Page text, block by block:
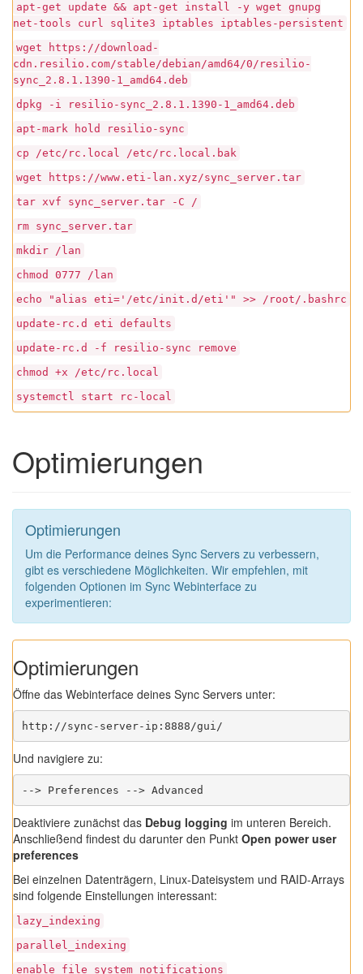
apt-get update && apt-get install -y wget gnupg
net-tools curl sqlite3 iptables iptables-persistent
wget https://download-
cdn.resilio.com/stable/debian/amd64/0/resilio-
sync_2.8.1.1390-1_amd64.deb
dpkg -i resilio-sync_2.8.1.1390-1_amd64.deb
apt-mark hold resilio-sync
cp /etc/rc.local /etc/rc.local.bak
wget https://www.eti-lan.xyz/sync_server.tar
tar xvf sync_server.tar -C /
rm sync_server.tar
mkdir /lan
chmod 0777 /lan
echo "alias eti='/etc/init.d/eti'" >> /root/.bashrc
update-rc.d eti defaults
update-rc.d -f resilio-sync remove
chmod +x /etc/rc.local
systemctl start rc-local
Optimierungen
Optimierungen
Um die Performance deines Sync Servers zu verbessern,
gibt es verschiedene Möglichkeiten. Wir empfehlen, mit
folgenden Optionen im Sync Webinterface zu
experimentieren:
Optimierungen
Öffne das Webinterface deines Sync Servers unter:
http://sync-server-ip:8888/gui/
Und navigiere zu:
--> Preferences --> Advanced
Deaktiviere zunächst das Debug logging im unteren Bereich.
Anschließend findest du darunter den Punkt Open power user
preferences
Bei einzelnen Datenträgern, Linux-Dateisystem und RAID-Arrays
sind folgende Einstellungen interessant:
lazy_indexing
parallel_indexing
enable_file_system_notifications